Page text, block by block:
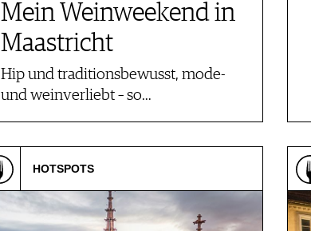
Mein Weinweekend in
Maastricht
Hip und traditionsbewusst, mode-
und weinverliebt – so…
HOTSPOTS